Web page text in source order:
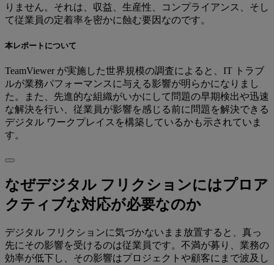
りません。それは、収益、生産性、コンプライアンス、そし
て従業員の定着率を密かに蝕む要因なのです。
本レポートについて
TeamViewer が実施した世界規模の調査によると、IT トラブ
ルが業務パフォーマンスに与える影響が明らかになりまし
た。また、先進的な組織がいかにして問題の早期検出や迅速
な解決を行い、従業員が影響を感じる前に問題を解決できる
デジタル ワークプレイスを構築しているかも示されていま
す。
なぜデジタル フリクションにはプロア
クティブな対応が必要なのか
デジタル フリクションに気づかないまま放置すると、真っ
先にその影響を受けるのは従業員です。不満が募り、業務の
効率が低下し、その影響はプロジェクトや顧客にまで波及し